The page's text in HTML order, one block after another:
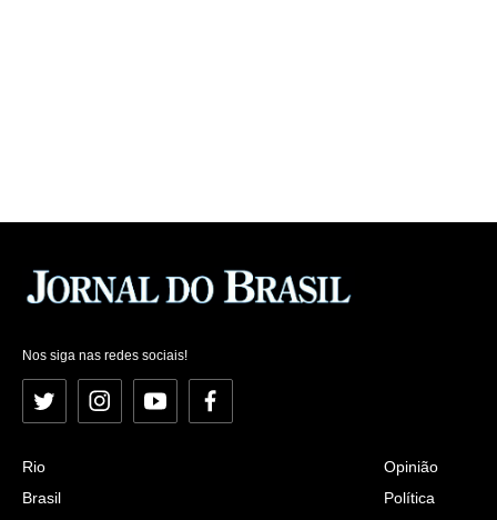
Nos siga nas redes sociais!
Twitter InstagramYouTubeFacebook
Rio
Brasil
Opinião
Política